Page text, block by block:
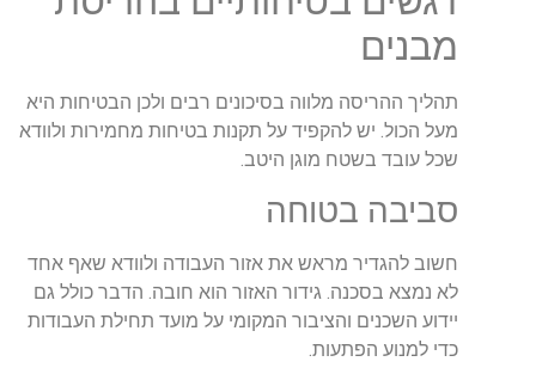
מבנים
תהליך ההריסה מלווה בסיכונים רבים ולכן הבטיחות היא
מעל הכול. יש להקפיד על תקנות בטיחות מחמירות ולוודא
שכל עובד בשטח מוגן היטב.
סביבה בטוחה
חשוב להגדיר מראש את אזור העבודה ולוודא שאף אחד
לא נמצא בסכנה. גידור האזור הוא חובה. הדבר כולל גם
יידוע השכנים והציבור המקומי על מועד תחילת העבודות
כדי למנוע הפתעות.